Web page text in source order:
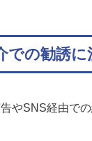
での勧誘に
やSNS経由で